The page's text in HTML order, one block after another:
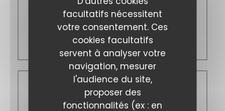
facultatifs nécessitent
votre consentement. Ces
cookies facultatifs
servent à analyser votre
navigation, mesurer
l'audience du site,
proposer des
fonctionnalités (ex : en
Lundi
Fermé
Mar-Sam